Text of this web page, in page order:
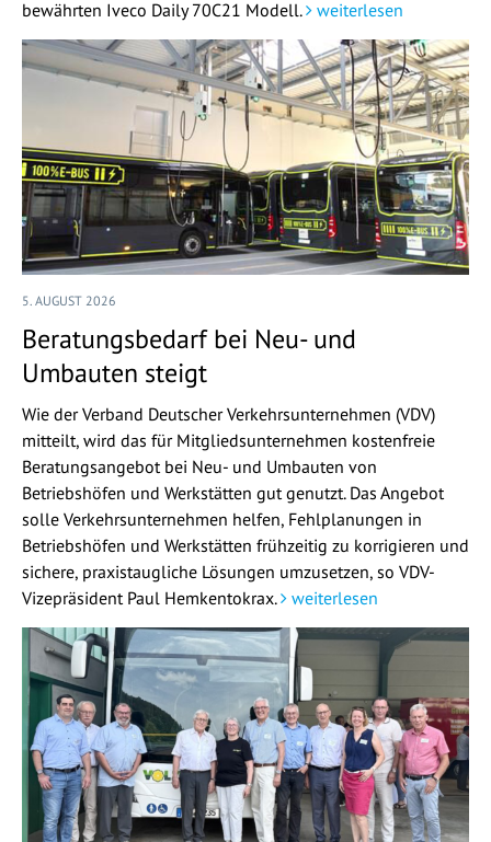
bewährten Iveco Daily 70C21 Modell. weiterlesen
5. AUGUST 2026
Beratungsbedarf bei Neu- und
Umbauten steigt
Wie der Verband Deutscher Verkehrsunternehmen (VDV)
mitteilt, wird das für Mitgliedsunternehmen kostenfreie
Beratungsangebot bei Neu- und Umbauten von
Betriebshöfen und Werkstätten gut genutzt. Das Angebot
solle Verkehrsunternehmen helfen, Fehlplanungen in
Betriebshöfen und Werkstätten frühzeitig zu korrigieren und
sichere, praxistaugliche Lösungen umzusetzen, so VDV-
Vizepräsident Paul Hemkentokrax.
weiterlesen